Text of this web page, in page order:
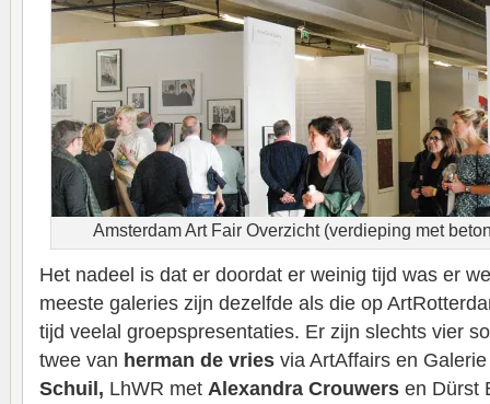
Amsterdam Art Fair Overzicht (verdieping met
Het nadeel is dat er doordat er weinig tijd was er
meeste galeries zijn dezelfde als die op
tijd veelal groepspresentaties. Er zijn slechts vier
twee van herman de vries via ArtAffairs en
Schuil, LhWR met Alexandra Crouwers en Dürst